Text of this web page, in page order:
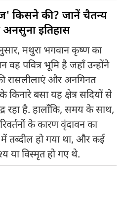
किसने की? जानें चैतन्य
इतिहास
मथुरा भगवान कृष्ण का
वह पवित्र भूमि है जहाँ उन्होंने
रासलीलाएं और अनगिनत
किनारे बसा यह क्षेत्र सदियों से
रहा है. हालाँकि, समय के साथ,
के कारण वृंदावन का
तब्दील हो गया था, और कई
या विस्मृत हो गए थे.